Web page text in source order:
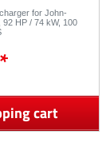
for John-
HP / 74 kW, 100
cart